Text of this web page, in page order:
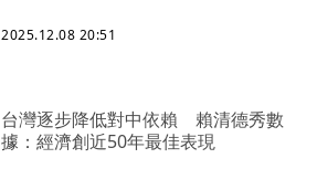
2025.12.08 20:51
台灣逐步降低對中依賴 賴清德秀數
據：經濟創近50年最佳表現